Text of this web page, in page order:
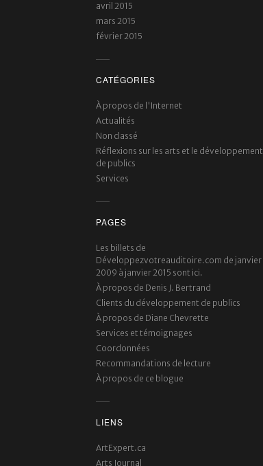
avril 2015
mars 2015
février 2015
CATÉGORIES
À propos de l'Internet
Actualités
Non classé
Réflexions sur les arts et le développement
de publics
Services
PAGES
Les billets de
Développezvotreauditoire.com de janvier
2009 à janvier 2015 sont ici.
À propos de Denis J. Bertrand
Clients du développement de publics
À propos de Diane Chevrette
Services et témoignages
Coordonnées
Recommandations de lecture
À propos de ce blogue
LIENS
ArtExpert.ca
Arts Journal